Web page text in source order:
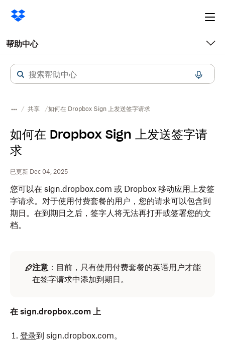
帮助中心
共享 如何在 Dropbox Sign 上发送签字请求
如何在 Dropbox Sign 上发送签字请
求
已更新 Dec 04, 2025
您可以在 sign.dropbox.com 或 Dropbox 移动应用上发签
字请求。对于使用付费套餐的用户，您的请求可以包含到
期日。在到期日之后，签字人将无法再打开或签署您的文
档。
注意 ：目前，只有使用付费套餐的英语用户才能
在签字请求中添加到期日。
在 sign.dropbox.com 上
登录到 sign.dropbox.com。